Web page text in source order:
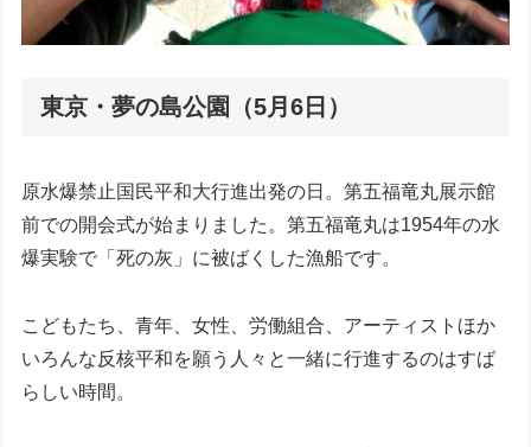
東京・夢の島公園（5月6日）
原水爆禁止国民平和大行進出発の日。第五福竜丸展示館
前での開会式が始まりました。第五福竜丸は1954年の水
爆実験で「死の灰」に被ばくした漁船です。
こどもたち、青年、女性、労働組合、アーティストほか
いろんな反核平和を願う人々と一緒に行進するのはすば
らしい時間。